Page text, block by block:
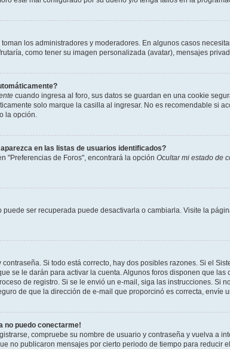
los administradores y moderadores. En algunos casos
como tener su imagen personalizada (avatar), mensajes
cuando ingresa al foro, sus datos se guardan en una cookie
solo marque la casilla al ingresar. No es recomendable si
la opción.
en las listas de usuarios identificados?
"Preferencias de Foros", encontrará la opción Ocultar mi estado de
puede ser recuperada puede desactivarla o cambiarla. Visite la
Si todo está correcto, hay dos posibles razones. Si el
se le darán para activar la cuenta. Algunos foros disponen que
de registro. Si se le envió un e-mail, siga las instrucciones.
de que la dirección de e-mail que proporcinó es correcta, envíe
no puedo conectarme!
compruebe su nombre de usuario y contraseña y vuelva a
no publicaron mensajes por cierto periodo de tiempo para reducir